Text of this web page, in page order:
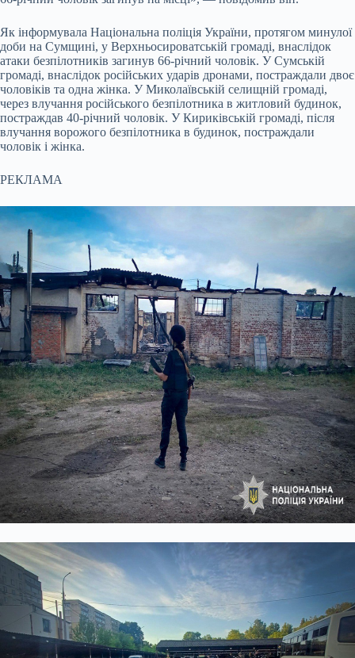
Як інформувала Національна поліція України, протягом минулої
доби на Сумщині, у Верхньосироватській громаді, внаслідок
атаки безпілотників загинув 66-річний чоловік. У Сумській
громаді, внаслідок російських ударів дронами, постраждали двоє
чоловіків та одна жінка. У Миколаївській селищній громаді,
через влучання російського безпілотника в житловий будинок,
постраждав 40-річний чоловік. У Кириківській громаді, після
влучання ворожого безпілотника в будинок, постраждали
чоловік і жінка.
РЕКЛАМА